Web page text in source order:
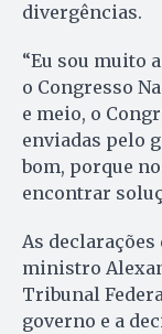
divergências.
“Eu sou muito
o Congresso
e meio, o
enviadas pelo
bom, porque
encontrar
As
ministro
Tribunal
governo e a